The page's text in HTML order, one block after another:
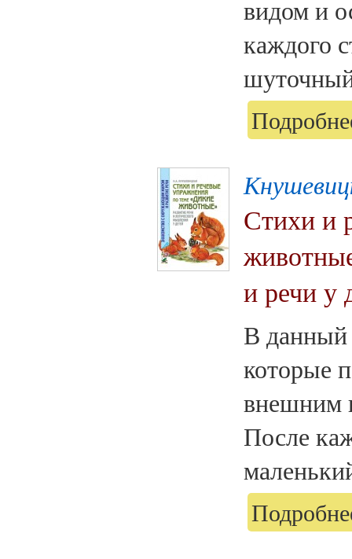
видом и
каждого
Стихи и
и речи у
В данный
которые
внешним
После